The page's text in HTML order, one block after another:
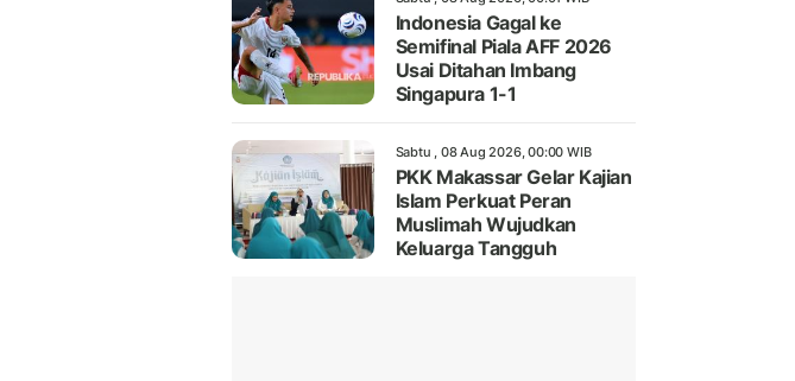
Indonesia Gagal ke
Semifinal Piala AFF 2026
Usai Ditahan Imbang
Singapura 1-1
Sabtu , 08 Aug 2026, 00:00 WIB
PKK Makassar Gelar Kajian
Islam Perkuat Peran
Muslimah Wujudkan
Keluarga Tangguh